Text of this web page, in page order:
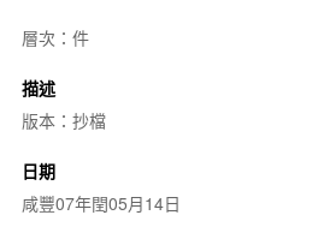
層次：件
描述
版本：抄檔
日期
咸豐07年閏05月14日